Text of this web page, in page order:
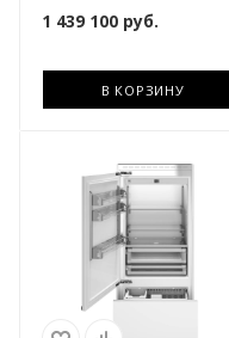
1 439 100 руб.
В КОРЗИНУ